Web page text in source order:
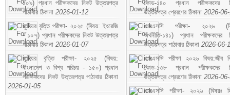
১০৯) প্রধান পরীক্ষকদের নিকট উত্তরপত্র
পাঠাবার ঠিকানা 2026-01-12
জুনিয়র বৃত্তি পরীক্ষা- ২০২৫ (বিষয়: ইংরেজি
- ১০৭) প্রধান পরীক্ষকদের নিকট উত্তরপত্র
পাঠাবার ঠিকানা 2026-01-07
জুনিয়র বৃত্তি পরীক্ষা- ২০২৫ (বিষয়:
বাংলাদেশ ও বিশ্ব পরিচয় - ১৫০) প্রধান
পরীক্ষকদের নিকট উত্তরপত্র পাঠাবার ঠিকানা
2026-01-05
কোড-১৪০ প্রধান পরীক্ষকদের
উত্তরপত্র প্রেরণের ঠিকানা 2026-
এসএসসি পরীক্ষা- ২০২৬
অর্থনীতি-১৪১) প্রধান পরীক্ষকদের
উত্তরপত্র পাঠাবার ঠিকানা 2026-06-
এসএসসি পরীক্ষা ২০২৬ বিষয়:জীব
কোড-১৩৮ প্রধান পরীক্ষকদের
উত্তরপত্র প্রেরণের ঠিকানা 2026-
এসএসসি পরীক্ষা- ২০২৬ (বিষয়ঃ